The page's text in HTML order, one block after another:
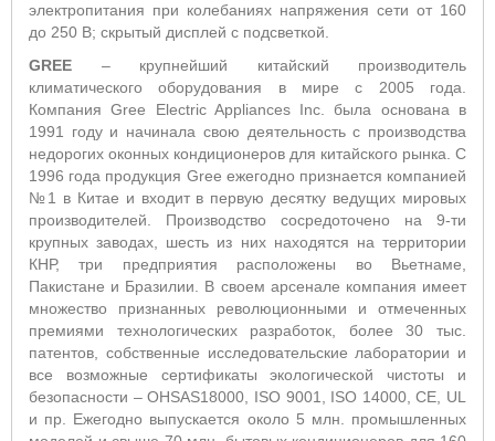
электропитания при колебаниях напряжения сети от 160
до 250 В; скрытый дисплей с подсветкой.
GREE – крупнейший китайский производитель
климатического оборудования в мире с 2005 года.
Компания Gree Electric Appliances Inc. была основана в
1991 году и начинала свою деятельность с производства
недорогих оконных кондиционеров для китайского рынка. С
1996 года продукция Gree ежегодно признается компанией
№1 в Китае и входит в первую десятку ведущих мировых
производителей. Производство сосредоточено на 9-ти
крупных заводах, шесть из них находятся на территории
КНР, три предприятия расположены во Вьетнаме,
Пакистане и Бразилии. В своем арсенале компания имеет
множество признанных революционными и отмеченных
премиями технологических разработок, более 30 тыс.
патентов, собственные исследовательские лаборатории и
все возможные сертификаты экологической чистоты и
безопасности – OHSAS18000, ISO 9001, ISO 14000, CE, UL
и пр. Ежегодно выпускается около 5 млн. промышленных